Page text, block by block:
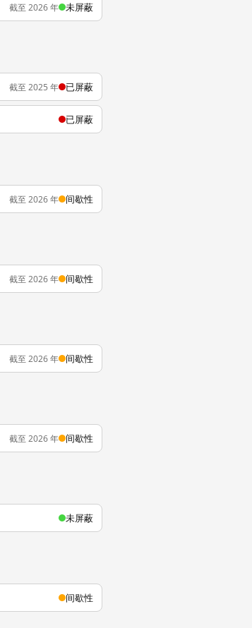
截至 2026 年 未屏蔽
截至 2025 年 已屏蔽
已屏蔽
截至 2026 年 间歇性
截至 2026 年 间歇性
截至 2026 年 间歇性
截至 2026 年 间歇性
未屏蔽
间歇性